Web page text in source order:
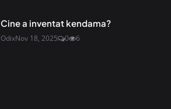
Cine a inventat kendama?
OdixNov 18, 2025 0 6